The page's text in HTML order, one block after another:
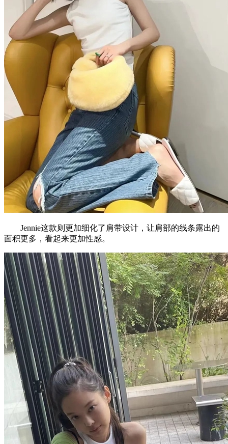
Jennie这款则更加细化了肩带设计，让肩部的线条露出的
面积更多，看起来更加性感。